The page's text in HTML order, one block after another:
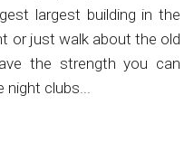
largest building in the
or just walk about the old
the strength you can
night clubs...